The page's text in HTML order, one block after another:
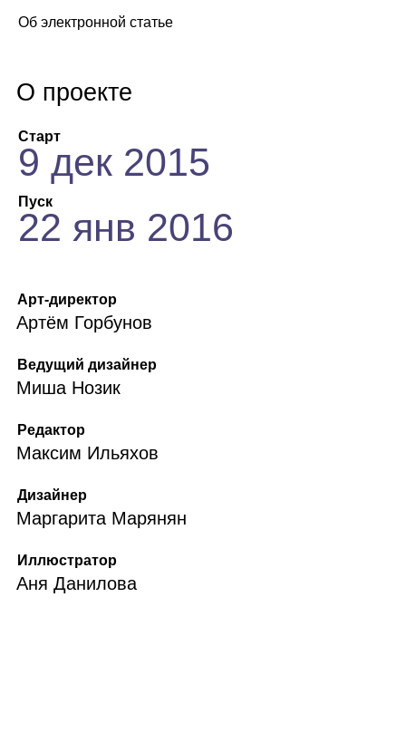
Об электронной статье
О проекте
Старт
9 дек 2015
Пуск
22 янв 2016
Арт‑директор
Артём Горбунов
Ведущий дизайнер
Миша Нозик
Редактор
Максим Ильяхов
Дизайнер
Маргарита Марянян
Иллюстратор
Аня Данилова